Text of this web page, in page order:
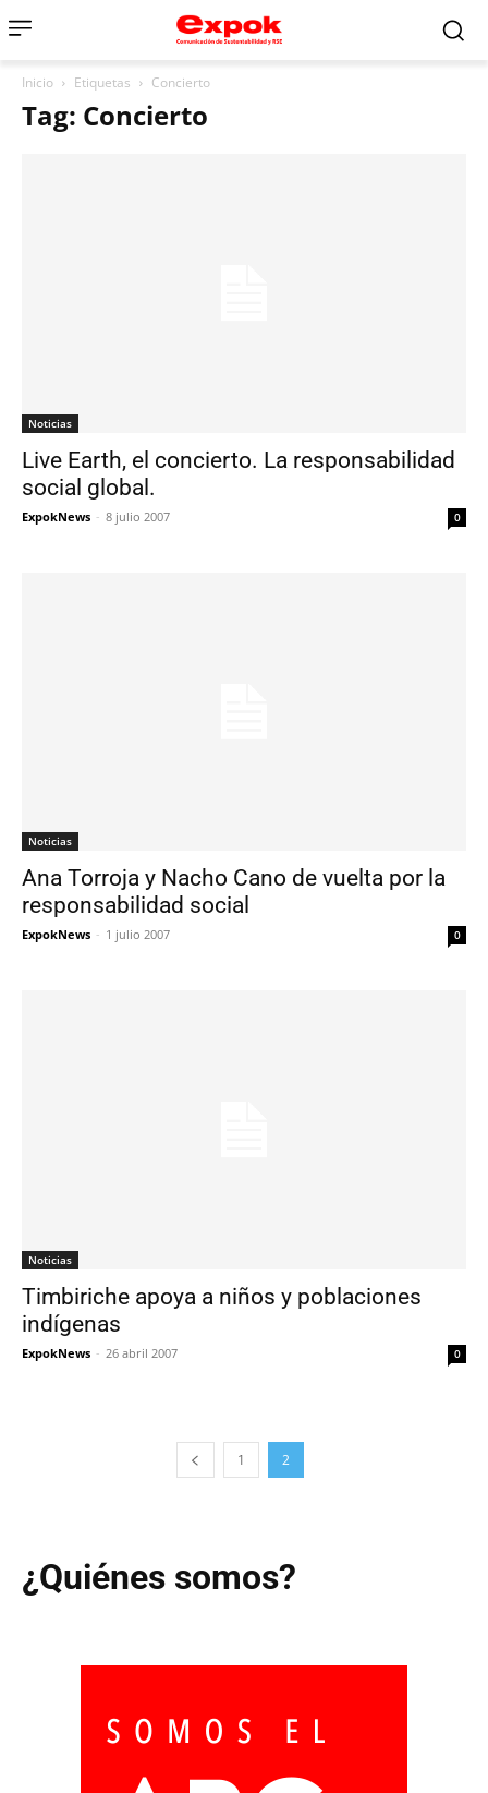
Inicio Etiquetas Concierto
Tag: Concierto
Noticias
Live Earth, el concierto. La responsabilidad
social global.
ExpokNews - 8 julio 2007 0
Noticias
Ana Torroja y Nacho Cano de vuelta por la
responsabilidad social
ExpokNews - 1 julio 2007 0
Noticias
Timbiriche apoya a niños y poblaciones
indí­genas
ExpokNews - 26 abril 2007 0
1 2
¿Quiénes somos?